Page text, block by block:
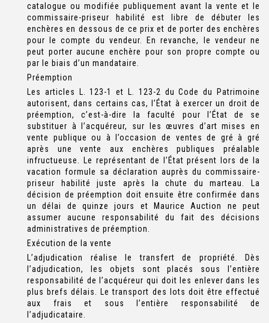
catalogue ou modifiée publiquement avant la vente et le
commissaire-priseur habilité est libre de débuter les
enchères en dessous de ce prix et de porter des enchères
pour le compte du vendeur. En revanche, le vendeur ne
peut porter aucune enchère pour son propre compte ou
par le biais d’un mandataire.
Préemption
Les articles L. 123-1 et L. 123-2 du Code du Patrimoine
autorisent, dans certains cas, l’État à exercer un droit de
préemption, c’est-à-dire la faculté pour l’État de se
substituer à l’acquéreur, sur les œuvres d’art mises en
vente publique ou à l’occasion de ventes de gré à gré
après une vente aux enchères publiques préalable
infructueuse. Le représentant de l’État présent lors de la
vacation formule sa déclaration auprès du commissaire-
priseur habilité juste après la chute du marteau. La
décision de préemption doit ensuite être confirmée dans
un délai de quinze jours et Maurice Auction ne peut
assumer aucune responsabilité du fait des décisions
administratives de préemption.
Exécution de la vente
L’adjudication réalise le transfert de propriété. Dès
l’adjudication, les objets sont placés sous l’entière
responsabilité de l’acquéreur qui doit les enlever dans les
plus brefs délais. Le transport des lots doit être effectué
aux frais et sous l’entière responsabilité de
l’adjudicataire.